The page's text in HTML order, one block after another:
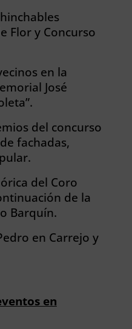
Flor y Concurso
en la
José
del concurso
fachadas,
del Coro
de la
Barquín.
en Carrejo y
en